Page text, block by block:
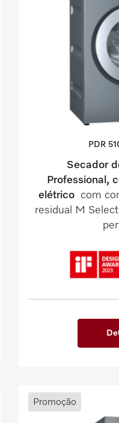
PDR
Secador
Professional,
elétrico com
residual M
Promoção